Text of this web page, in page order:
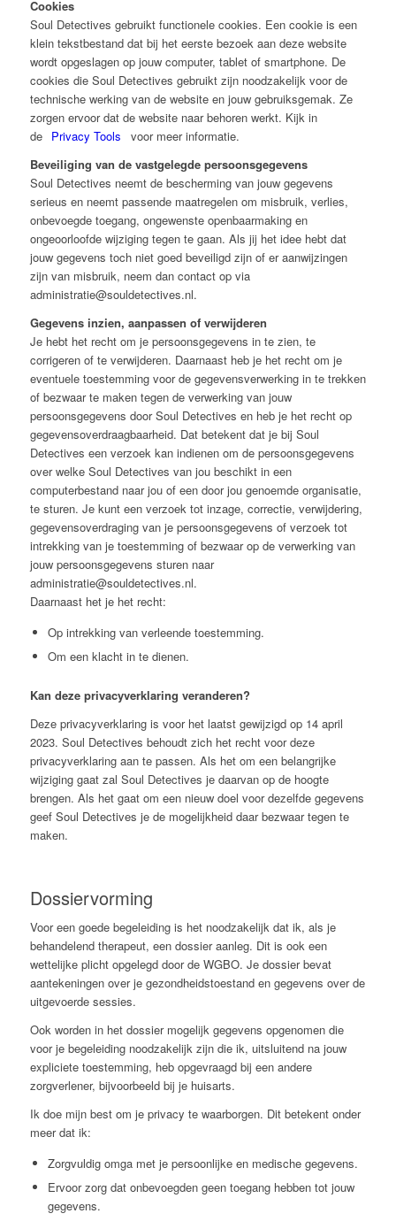
Cookies
Soul Detectives gebruikt functionele cookies. Een cookie is een
klein tekstbestand dat bij het eerste bezoek aan deze website
wordt opgeslagen op jouw computer, tablet of smartphone. De
cookies die Soul Detectives gebruikt zijn noodzakelijk voor de
technische werking van de website en jouw gebruiksgemak. Ze
zorgen ervoor dat de website naar behoren werkt. Kijk in
de Privacy Tools
voor meer informatie.
Beveiliging van de vastgelegde persoonsgegevens
Soul Detectives neemt de bescherming van jouw gegevens
serieus en neemt passende maatregelen om misbruik, verlies,
onbevoegde toegang, ongewenste openbaarmaking en
ongeoorloofde wijziging tegen te gaan. Als jij het idee hebt dat
jouw gegevens toch niet goed beveiligd zijn of er aanwijzingen
zijn van misbruik, neem dan contact op via
administratie@souldetectives.nl.
Gegevens inzien, aanpassen of verwijderen
Je hebt het recht om je persoonsgegevens in te zien, te
corrigeren of te verwijderen. Daarnaast heb je het recht om je
eventuele toestemming voor de gegevensverwerking in te trekken
of bezwaar te maken tegen de verwerking van jouw
persoonsgegevens door Soul Detectives en heb je het recht op
gegevensoverdraagbaarheid. Dat betekent dat je bij Soul
Detectives een verzoek kan indienen om de persoonsgegevens
over welke Soul Detectives van jou beschikt in een
computerbestand naar jou of een door jou genoemde organisatie,
te sturen. Je kunt een verzoek tot inzage, correctie, verwijdering,
gegevensoverdraging van je persoonsgegevens of verzoek tot
intrekking van je toestemming of bezwaar op de verwerking van
jouw persoonsgegevens sturen naar
administratie@souldetectives.nl.
Daarnaast het je het recht:
Op intrekking van verleende toestemming.
Om een klacht in te dienen.
Kan deze privacyverklaring veranderen?
Deze privacyverklaring is voor het laatst gewijzigd op 14 april
2023. Soul Detectives behoudt zich het recht voor deze
privacyverklaring aan te passen. Als het om een belangrijke
wijziging gaat zal Soul Detectives je daarvan op de hoogte
brengen. Als het gaat om een nieuw doel voor dezelfde gegevens
geef Soul Detectives je de mogelijkheid daar bezwaar tegen te
maken.
Dossiervorming
Voor een goede begeleiding is het noodzakelijk dat ik, als je
behandelend therapeut, een dossier aanleg. Dit is ook een
wettelijke plicht opgelegd door de WGBO. Je dossier bevat
aantekeningen over je gezondheidstoestand en gegevens over de
uitgevoerde sessies.
Ook worden in het dossier mogelijk gegevens opgenomen die
voor je begeleiding noodzakelijk zijn die ik, uitsluitend na jouw
expliciete toestemming, heb opgevraagd bij een andere
zorgverlener, bijvoorbeeld bij je huisarts.
Ik doe mijn best om je privacy te waarborgen. Dit betekent onder
meer dat ik:
Zorgvuldig omga met je persoonlijke en medische gegevens.
Ervoor zorg dat onbevoegden geen toegang hebben tot jouw
gegevens.